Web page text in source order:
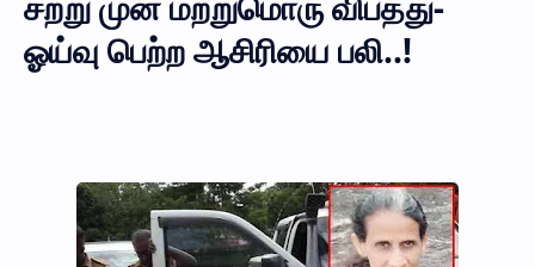
ஓய்வு பெற்ற ஆசிரியை பலி..!